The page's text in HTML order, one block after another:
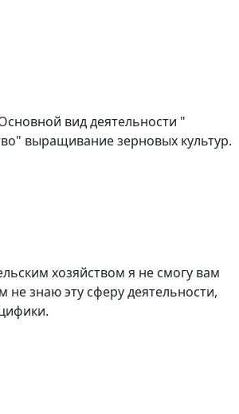
вид деятельности "
выращивание зерновых культур.
хозяйством я не смогу вам
не знаю эту сферу деятельности,